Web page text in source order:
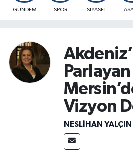
GÜNDEM SPOR SİYASET
Parlayan
Vizyon
NESLIHAN YALÇIN
Son Dakika Haberleri
Haber Arşivi